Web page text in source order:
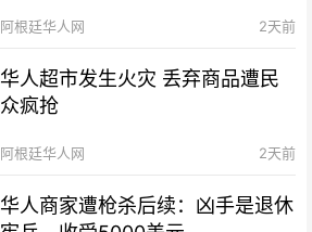
阿根廷华人网 2天前
华人超市发生火灾 丢弃商品遭民
众疯抢
阿根廷华人网 2天前
华人商家遭枪杀后续：凶手是退休